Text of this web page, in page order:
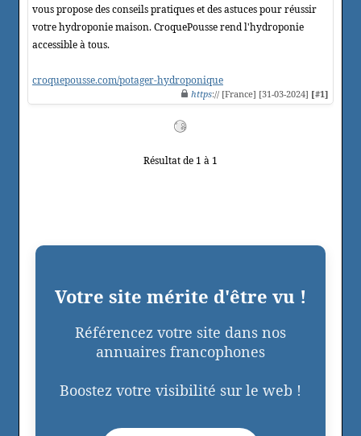
vous propose des conseils pratiques et des astuces pour réussir
votre hydroponie maison. CroquePousse rend l'hydroponie
accessible à tous.
croquepousse.com/potager-hydroponique
https:// [France] [31-03-2024] [#1]
Résultat de 1 à 1
Votre site mérite d'être vu !
Référencez votre site dans nos
annuaires francophones
Boostez votre visibilité sur le web !